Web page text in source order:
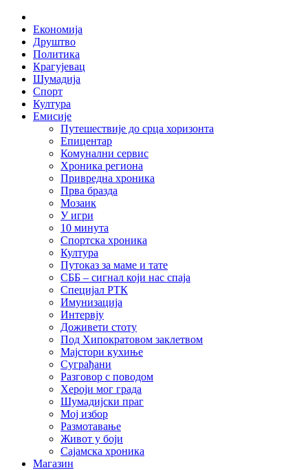
Skip
content
Економија
Друштво
Политика
Крагујевац
Шумадија
Спорт
Култура
Емисије
Путешествије до срца хоризонта
Епицентар
Комунални сервис
Хроника региона
Привредна хроника
Прва бразда
Мозаик
У игри
10 минута
Спортска хроника
Култура
Путоказ за маме и тате
СББ – сигнал који нас спаја
Специјал РТК
Имунизација
Интервју
Доживети стоту
Под Хипократовом заклетвом
Мајстори кухиње
Суграђани
Разговор с поводом
Хероји мог града
Шумадијски праг
Мој избор
Размотавање
Живот у боји
Сајамска хроника
Магазин